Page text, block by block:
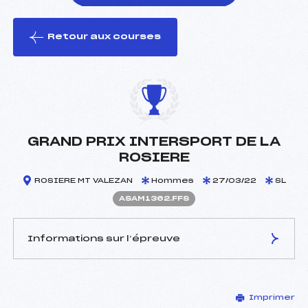
le ski
Retour aux courses
GRAND PRIX INTERSPORT DE LA
ROSIERE
ROSIERE MT VALEZAN Hommes 27/03/22 SL
ASAM1362.FFS
Informations sur l’épreuve
MAITRE RAYMOND (SA)
Imprimer